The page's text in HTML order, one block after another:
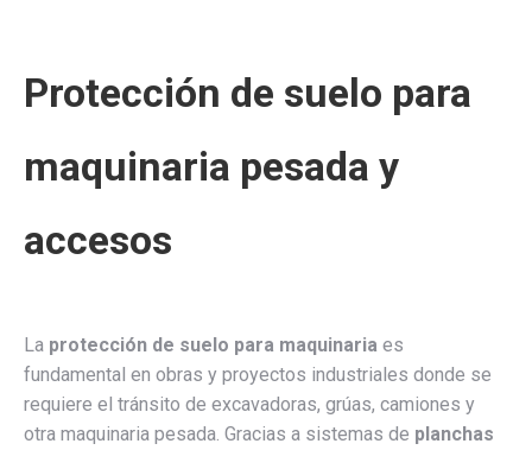
Protección de suelo para
maquinaria pesada y
accesos
La protección de suelo para maquinaria es
fundamental en obras y proyectos industriales donde se
requiere el tránsito de excavadoras, grúas, camiones y
otra maquinaria pesada. Gracias a sistemas de planchas